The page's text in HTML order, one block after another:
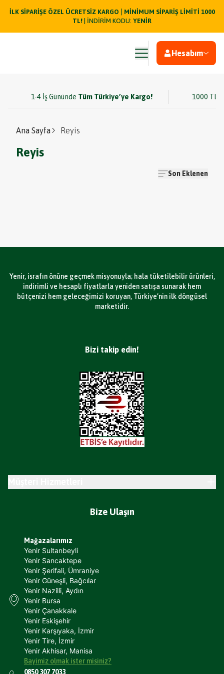
İLK SİPARİŞE ÖZEL ÜCRETSİZ KARGO
MİNİMUM SİPARİŞ LİMİTİ 1000
TL! | İNDİRİM KODU: YENİR
Hesabım
1-4 İş Gününde Tüm Türkiye’ye Kargo! 1000 TL
Ana Sayfa Reyis
Reyis
Son Eklenen
Yenir, israfın önüne geçmek misyonuyla; hala tüketilebilir ürünleri,
indirimli ve hesaplı fiyatlarla yeniden satışa sunarak hem
bütçenizi hem geleceğimizi koruyan, Türkiye’nin ilk döngüsel
marketidir.
Bizi takip edin!
Bize Ulaşın
Mağazalarımız
Yenir Sultanbeyli
Yenir Sancaktepe
Yenir Şerifali, Ümraniye
Yenir Güneşli, Bağcılar
Yenir Nazilli, Aydın
Yenir Bursa
Yenir Çanakkale
Yenir Eskişehir
Yenir Karşıyaka, İzmir
Yenir Tire, İzmir
Yenir Akhisar, Manisa
Bayimiz olmak ister misiniz?
0850 307 7033